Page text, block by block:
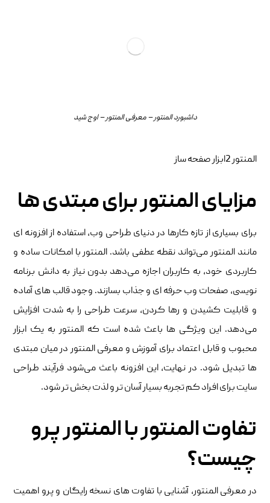
داشبورد المنتور – معرفی المنتور – اوج شید
المنتور 2ابزار صفحه ساز
مزایای المنتور برای مبتدی ‌ها
برای بسیاری از تازه‌ کارها در دنیای طراحی وب، استفاده از افزونه ‌ای
مانند المنتور می‌تواند نقطه عطفی باشد. المنتور با امکانات ساده و
کاربردی خود، به کاربران اجازه می‌دهد بدون نیاز به دانش برنامه
‌نویسی، صفحات وب حرفه ‌ای و جذاب بسازند. وجود قالب ‌های آماده
و قابلیت کشیدن و رها کردن، سرعت طراحی را به شدت افزایش
می‌دهد. این ویژگی‌ ها باعث شده است که المنتور به یک ابزار
محبوب و قابل ‌اعتماد برای آموزش و معرفی المنتور در میان مبتدی
‌ها تبدیل شود. در نهایت، این افزونه باعث می‌شود فرآیند طراحی
سایت برای افراد کم ‌تجربه بسیار آسان‌ تر و لذت ‌بخش‌ تر شود.
تفاوت المنتور با المنتور پرو
چیست؟
در معرفی المنتور، آشنایی با تفاوت ‌های نسخه رایگان و پرو اهمیت